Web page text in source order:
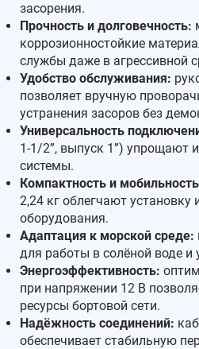
засорения.
Прочность и долговечность:
коррозионностойкие
службы даже в агрессивной
Удобство обслуживания:
позволяет вручную
устранения засоров без
Универсальность
1‑1/2”, выпуск 1”) упрощают
системы.
Компактность и
2,24 кг облегчают установку
оборудования.
Адаптация к морской среде:
для работы в солёной воде
Энергоэффективность:
при напряжении 12 В
ресурсы бортовой сети.
Надёжность соединений:
обеспечивает стабильную